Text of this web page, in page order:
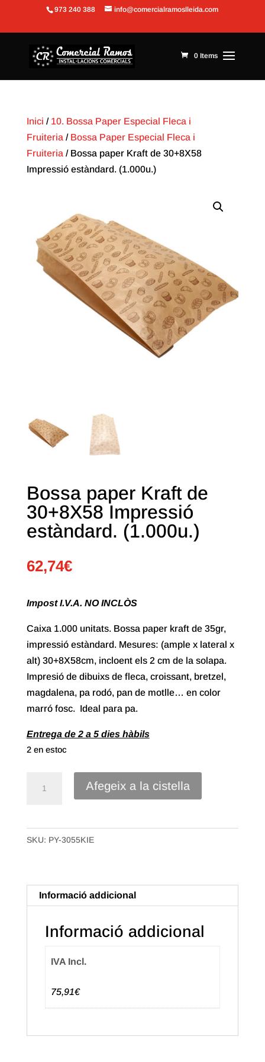
Obre la barra d'eines
973 240 388 info@comercialramoslleida.com
0 Items
Inici / 10. Bossa Paper Especial Fleca i
Fruiteria / Bossa Paper Especial Fleca i
Fruiteria / Bossa paper Kraft de 30+8X58
Impressió estàndard. (1.000u.)
Bossa paper Kraft de
30+8X58 Impressió
estàndard. (1.000u.)
62,74€
Impost I.V.A. NO INCLÒS
Caixa 1.000 unitats. Bossa paper kraft de 35gr,
impressió estàndard. Mesures: (ample x lateral x
alt) 30+8X58cm, incloent els 2 cm de la solapa.
Impresió de dibuixs de fleca, croissant, bretzel,
magdalena, pa rodó, pan de motlle… en color
marró fosc. Ideal para pa.
Entrega de 2 a 5 dies hàbils
2 en estoc
paper
Kraft
Impressió
estàndard.
(1.000u.)
Afegeix a la cistella
SKU: PY-3055KIE
Informació addicional
Informació addicional
IVA Incl.
75,91€